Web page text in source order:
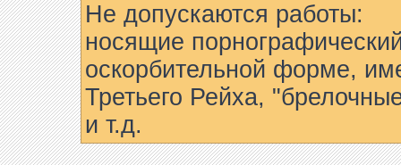
Не допускаются работы:
носящие
оскорбительной форме,
Третьего Рейха,
и т.д.